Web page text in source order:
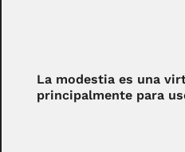
La modestia es una
principalmente para